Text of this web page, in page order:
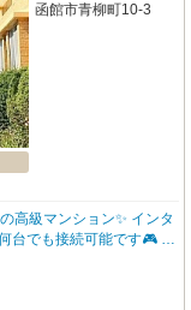
函館市青柳町10-3
高級マンション✨ インタ
台でも接続可能です🎮 エ
的なオートロック付で
初期費用をクレジット
部屋幅広くご紹介可✨